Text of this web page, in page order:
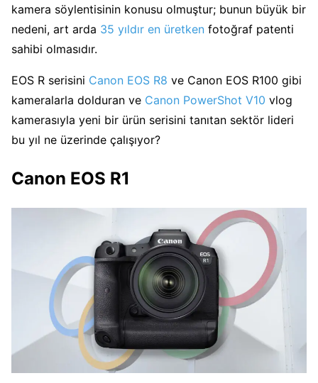
kamera söylentisinin konusu olmuştur; bunun büyük bir
nedeni, art arda 35 yıldır en üretken fotoğraf patenti
sahibi olmasıdır.
EOS R serisini Canon EOS R8 ve Canon EOS R100 gibi
kameralarla dolduran ve Canon PowerShot V10 vlog
kamerasıyla yeni bir ürün serisini tanıtan sektör lideri
bu yıl ne üzerinde çalışıyor?
Canon EOS R1